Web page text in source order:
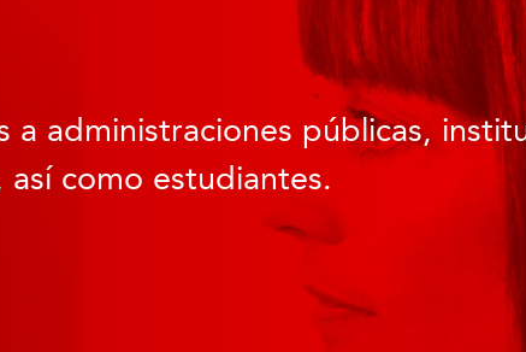
a administraciones públicas,
como estudiantes.